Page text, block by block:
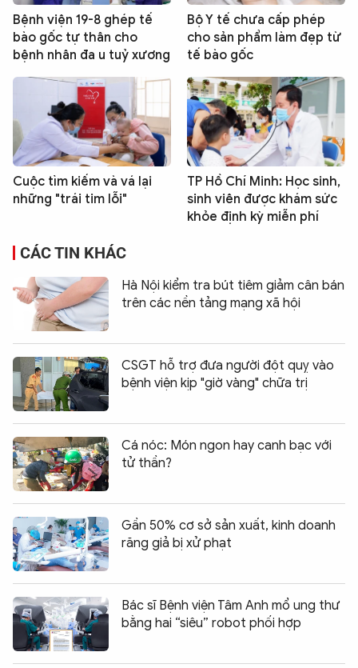
Bệnh viện 19-8 ghép tế
bào gốc tự thân cho
bệnh nhân đa u tuỷ xương
Bộ Y tế chưa cấp phép
cho sản phẩm làm đẹp từ
tế bào gốc
Cuộc tìm kiếm và vá lại
những "trái tim lỗi"
TP Hồ Chí Minh: Học sinh,
sinh viên được khám sức
khỏe định kỳ miễn phí
CÁC TIN KHÁC
Hà Nội kiểm tra bút tiêm giảm cân bán
trên các nền tảng mạng xã hội
CSGT hỗ trợ đưa người đột quỵ vào
bệnh viện kịp "giờ vàng" chữa trị
Cá nóc: Món ngon hay canh bạc với
tử thần?
Gần 50% cơ sở sản xuất, kinh doanh
răng giả bị xử phạt
Bác sĩ Bệnh viện Tâm Anh mổ ung thư
bằng hai “siêu” robot phối hợp